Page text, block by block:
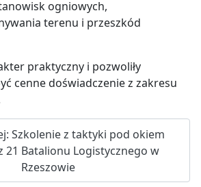
ogniowych,
terenu i przeszkód
praktyczny i pozwoliły
cenne doświadczenie z zakresu
Szkolenie z taktyki pod okiem
21 Batalionu Logistycznego w
Rzeszowie